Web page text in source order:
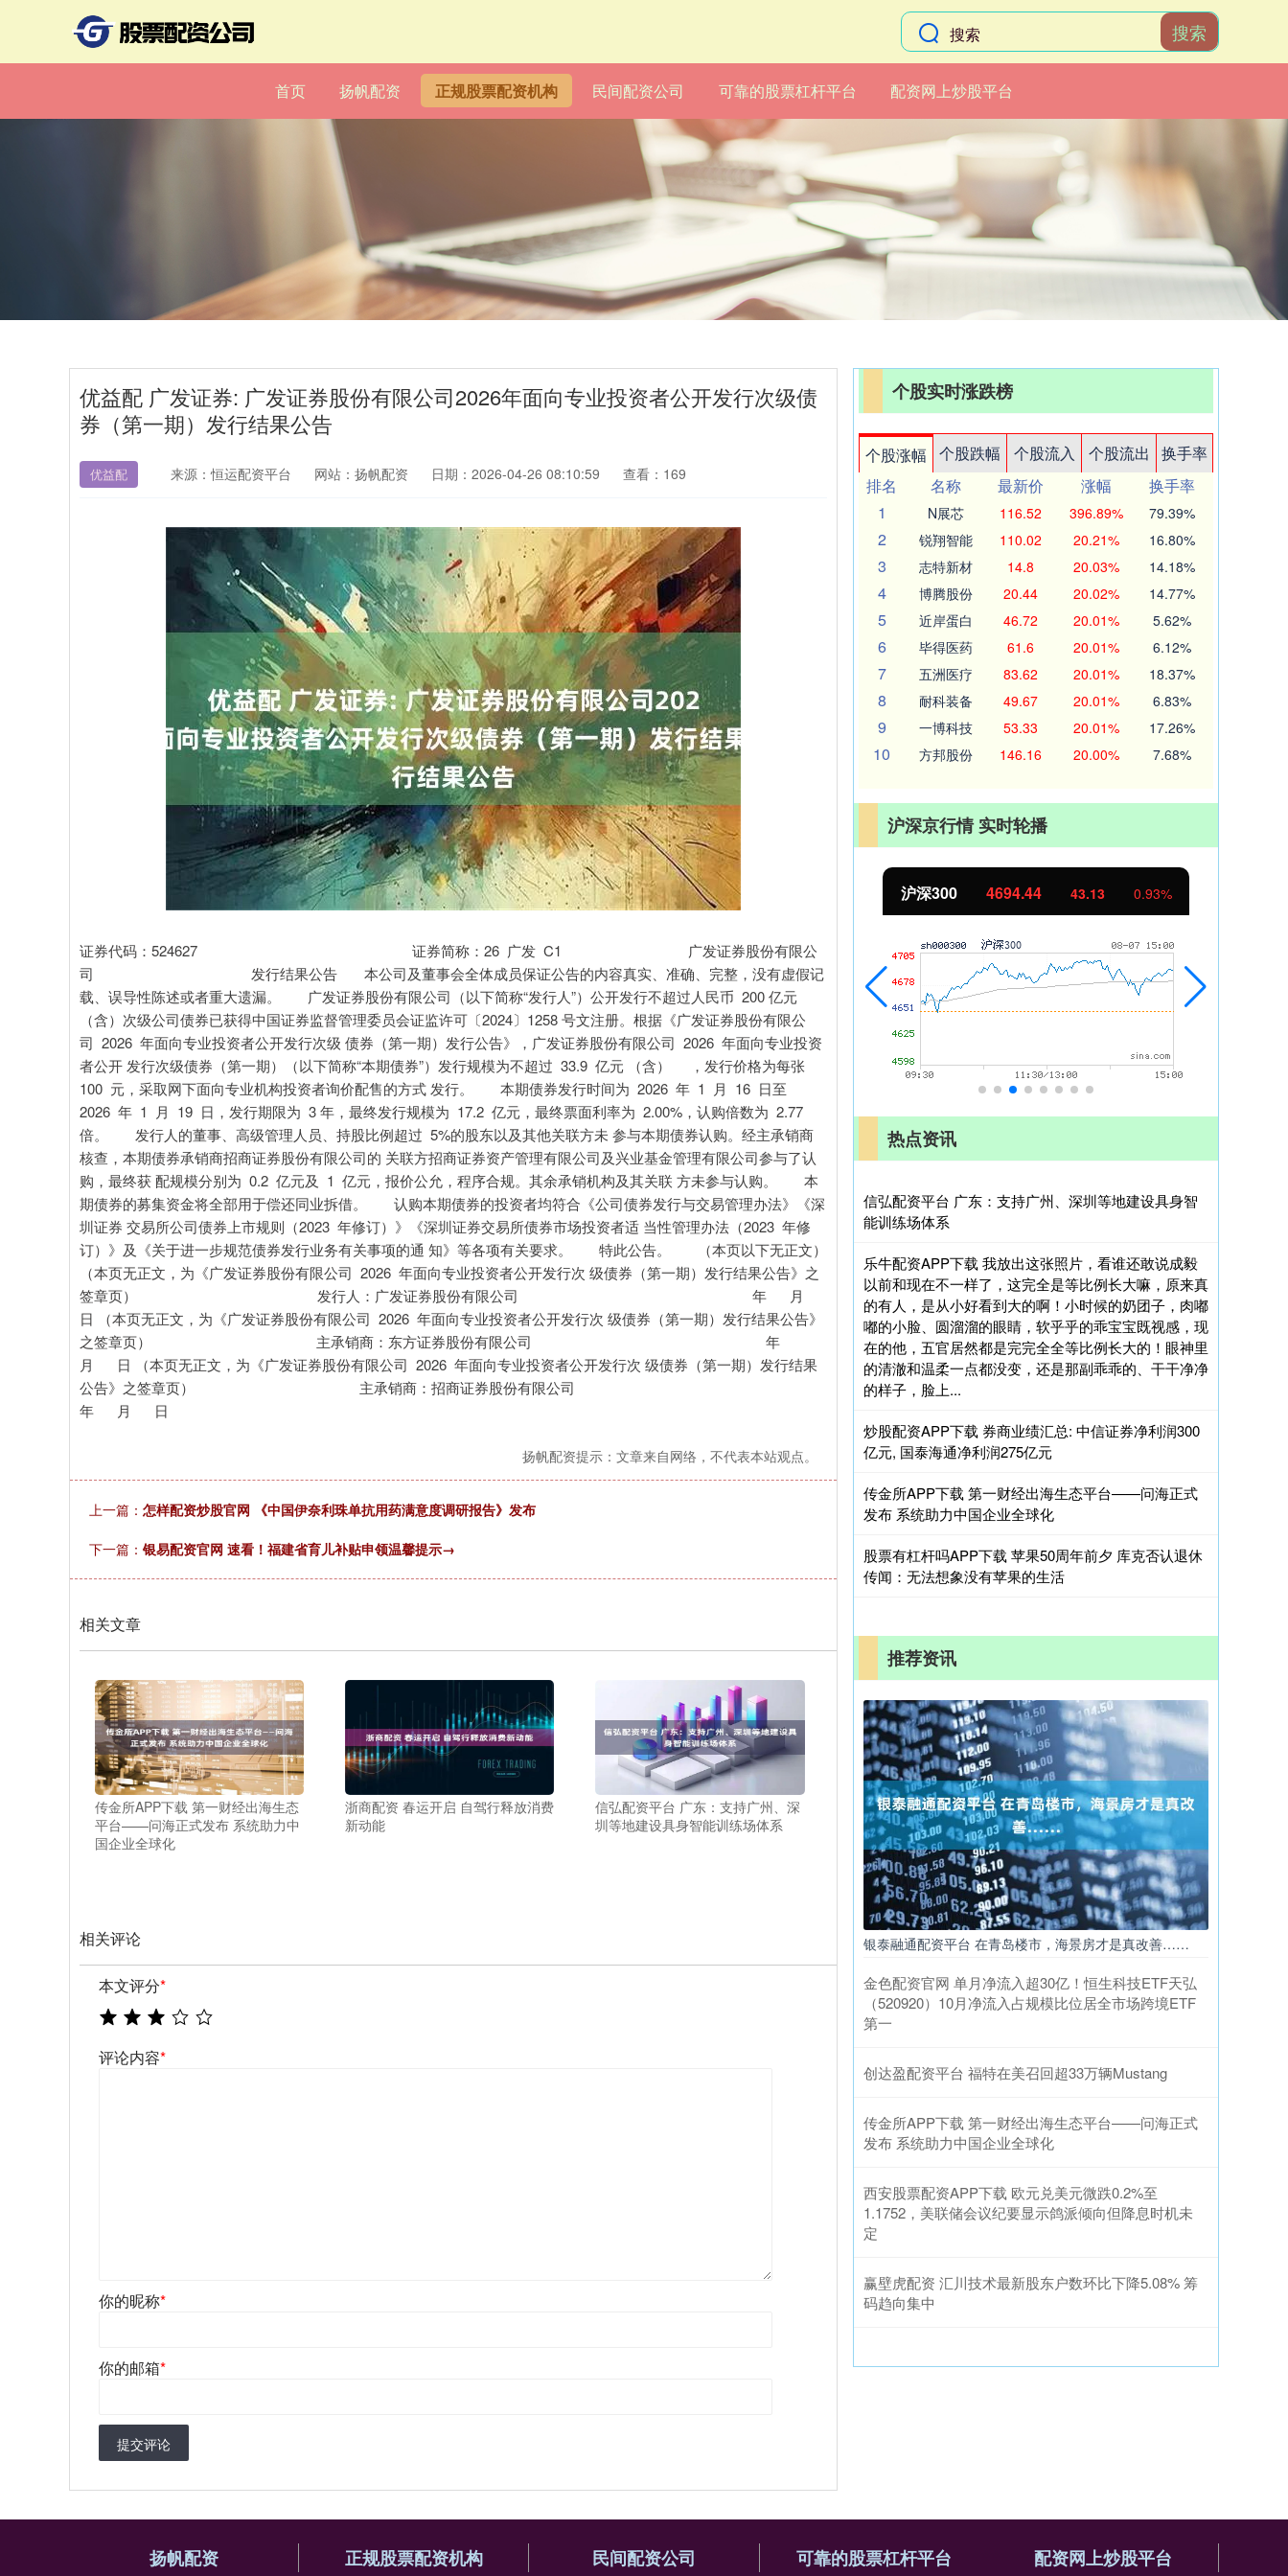
搜索
首页 扬帆配资 正规股票配资机构 民间配资公司 可靠的股票杠杆平台 配资网上炒股平台
优益配 广发证券: 广发证券股份有限公司2026年面向专业投资者公开发行次级债
券（第一期）发行结果公告
优益配 来源：恒运配资平台 网站：扬帆配资 日期：2026-04-26 08:10:59 查看：169
证券代码：524627 证券简称：26 广发 C1 广发证券股份有限公
司 发行结果公告 本公司及董事会全体成员保证公告的内容真实、准确、完整，没有虚假记
载、误导性陈述或者重大遗漏。 广发证券股份有限公司（以下简称“发行人”）公开发行不超过人民币 200 亿元
（含）次级公司债券已获得中国证券监督管理委员会证监许可〔2024〕1258 号文注册。根据《广发证券股份有限公
司 2026 年面向专业投资者公开发行次级 债券（第一期）发行公告》，广发证券股份有限公司 2026 年面向专业投资
者公开 发行次级债券（第一期）（以下简称“本期债券”）发行规模为不超过 33.9 亿元 （含） ，发行价格为每张
100 元，采取网下面向专业机构投资者询价配售的方式 发行。 本期债券发行时间为 2026 年 1 月 16 日至
2026 年 1 月 19 日，发行期限为 3 年，最终发行规模为 17.2 亿元，最终票面利率为 2.00%，认购倍数为 2.77
倍。 发行人的董事、高级管理人员、持股比例超过 5%的股东以及其他关联方未 参与本期债券认购。经主承销商
核查，本期债券承销商招商证券股份有限公司的 关联方招商证券资产管理有限公司及兴业基金管理有限公司参与了认
购，最终获 配规模分别为 0.2 亿元及 1 亿元，报价公允，程序合规。其余承销机构及其关联 方未参与认购。 本
期债券的募集资金将全部用于偿还同业拆借。 认购本期债券的投资者均符合《公司债券发行与交易管理办法》《深
圳证券 交易所公司债券上市规则（2023 年修订）》《深圳证券交易所债券市场投资者适 当性管理办法（2023 年修
订）》及《关于进一步规范债券发行业务有关事项的通 知》等各项有关要求。 特此公告。 （本页以下无正文）
（本页无正文，为《广发证券股份有限公司 2026 年面向专业投资者公开发行次 级债券（第一期）发行结果公告》之
签章页） 发行人：广发证券股份有限公司 年 月
日 （本页无正文，为《广发证券股份有限公司 2026 年面向专业投资者公开发行次 级债券（第一期）发行结果公告》
之签章页） 主承销商：东方证券股份有限公司 年
月 日 （本页无正文，为《广发证券股份有限公司 2026 年面向专业投资者公开发行次 级债券（第一期）发行结果
公告》之签章页） 主承销商：招商证券股份有限公司
年 月 日
扬帆配资提示：文章来自网络，不代表本站观点。
上一篇： 怎样配资炒股官网 《中国伊奈利珠单抗用药满意度调研报告》发布
下一篇： 银易配资官网 速看！福建省育儿补贴申领温馨提示→
相关文章
传金所APP下载 第一财经出海生态
平台——问海正式发布 系统助力中
国企业全球化
浙商配资 春运开启 自驾行释放消费
新动能
信弘配资平台 广东：支持广州、深
圳等地建设具身智能训练场体系
相关评论
本文评分*
评论内容*
你的昵称*
你的邮箱*
提交评论
个股实时涨跌榜
个股涨幅 个股跌幅 个股流入 个股流出
换手率
排名
名称 最新价 涨幅
换手率
1
N展芯 116.52 396.89% 79.39%
2 锐翔智能 110.02 20.21% 16.80%
3 志特新材 14.8 20.03% 14.18%
4 博腾股份 20.44 20.02% 14.77%
5 近岸蛋白 46.72 20.01% 5.62%
6 毕得医药 61.6 20.01% 6.12%
7 五洲医疗 83.62 20.01% 18.37%
8 耐科装备 49.67 20.01% 6.83%
9 一博科技 53.33 20.01% 17.26%
10 方邦股份 146.16 20.00% 7.68%
沪深京行情 实时轮播
深证成指 14311.01 200.89 1.42% 沪深300 4694.44 43.13 北证50 1134.24 11.37 1.01%
热点资讯
信弘配资平台 广东：支持广州、深圳等地建设具身智
能训练场体系
乐牛配资APP下载 我放出这张照片，看谁还敢说成毅
以前和现在不一样了，这完全是等比例长大嘛，原来真
的有人，是从小好看到大的啊！小时候的奶团子，肉嘟
嘟的小脸、圆溜溜的眼睛，软乎乎的乖宝宝既视感，现
在的他，五官居然都是完完全全等比例长大的！眼神里
的清澈和温柔一点都没变，还是那副乖乖的、干干净净
的样子，脸上...
炒股配资APP下载 券商业绩汇总: 中信证券净利润300
亿元, 国泰海通净利润275亿元
传金所APP下载 第一财经出海生态平台——问海正式
发布 系统助力中国企业全球化
股票有杠杆吗APP下载 苹果50周年前夕 库克否认退休
传闻：无法想象没有苹果的生活
推荐资讯
银泰融通配资平台 在青岛楼市，海景房才是真改善……
金色配资官网 单月净流入超30亿！恒生科技ETF天弘
（520920）10月净流入占规模比位居全市场跨境ETF
第一
创达盈配资平台 福特在美召回超33万辆Mustang
传金所APP下载 第一财经出海生态平台——问海正式
发布 系统助力中国企业全球化
西安股票配资APP下载 欧元兑美元微跌0.2%至
1.1752，美联储会议纪要显示鸽派倾向但降息时机未
定
赢壁虎配资 汇川技术最新股东户数环比下降5.08% 筹
码趋向集中
扬帆配资 正规股票配资机构 民间配资公司 可靠的股票杠杆平台 配资网上炒股平台